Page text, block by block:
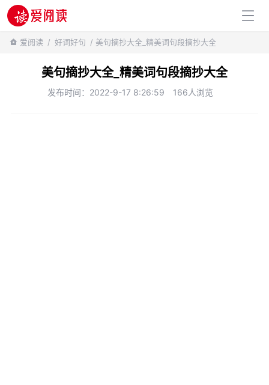
百科知识
爱阅读 / 好词好句 / 美句摘抄大全_精美词句段摘抄大全
美句摘抄大全_精美词句段摘抄大全
发布时间：2022-9-17 8:26:59 166人浏览